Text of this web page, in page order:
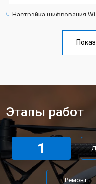
Настройка шифрования
Замена материнской платы
Этапы работ
1
Ремонт